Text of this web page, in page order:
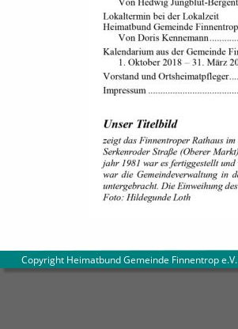
        Copyright Heimatbund Gemeinde Finnentrop e.V
.